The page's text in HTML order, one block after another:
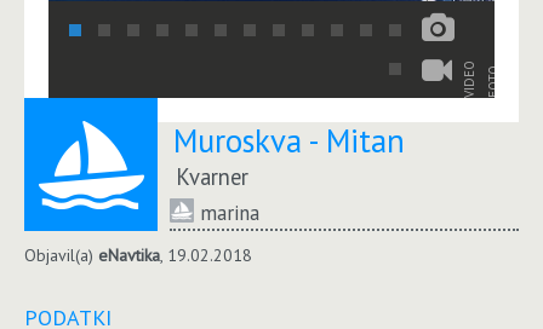
VIDEO FOTO
Muroskva - Mitan
Kvarner
marina
Objavil(a) eNavtika, 19.02.2018
PODATKI